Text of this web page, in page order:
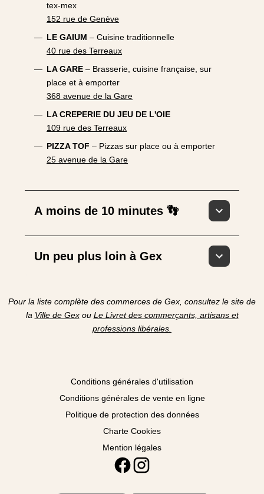
tex‑mex
152 rue de Genève
LE GAIUM– Cuisine traditionnelle
40 rue des Terreaux
LA GARE – Brasserie, cuisine française, sur
place et à emporter
368 avenue de la Gare
LA CREPERIE DU JEU DE L'OIE
109 rue des Terreaux
PIZZA TOF – Pizzas sur place ou à emporter
25 avenue de la Gare
A moins de 10 minutes 👣
Un peu plus loin à Gex
Pour la liste complète des commerces de Gex, consultez le site de
la Ville de Gex ou Le Livret des commerçants, artisans et
professions libérales.
Conditions générales d'utilisation
Conditions générales de vente en ligne
Politique de protection des données
Charte Cookies
Mention légales